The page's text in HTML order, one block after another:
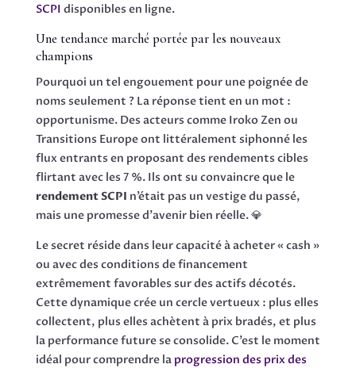
SCPI disponibles en ligne.
Une tendance marché portée par les nouveaux
champions
Pourquoi un tel engouement pour une poignée de
noms seulement ? La réponse tient en un mot :
opportunisme. Des acteurs comme Iroko Zen ou
Transitions Europe ont littéralement siphonné les
flux entrants en proposant des rendements cibles
flirtant avec les 7 %. Ils ont su convaincre que le
rendement SCPI n’était pas un vestige du passé,
mais une promesse d’avenir bien réelle. 💎
Le secret réside dans leur capacité à acheter « cash »
ou avec des conditions de financement
extrêmement favorables sur des actifs décotés.
Cette dynamique crée un cercle vertueux : plus elles
collectent, plus elles achètent à prix bradés, et plus
la performance future se consolide. C’est le moment
idéal pour comprendre la progression des prix des